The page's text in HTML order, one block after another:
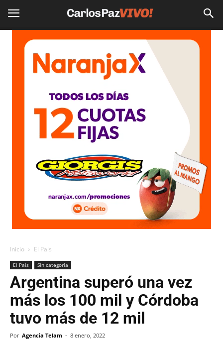
Inicio El Pais
El Pais Sin categoría
Argentina superó una vez
más los 100 mil y Córdoba
tuvo más de 12 mil
Por Agencia Telam - 8 enero, 2022